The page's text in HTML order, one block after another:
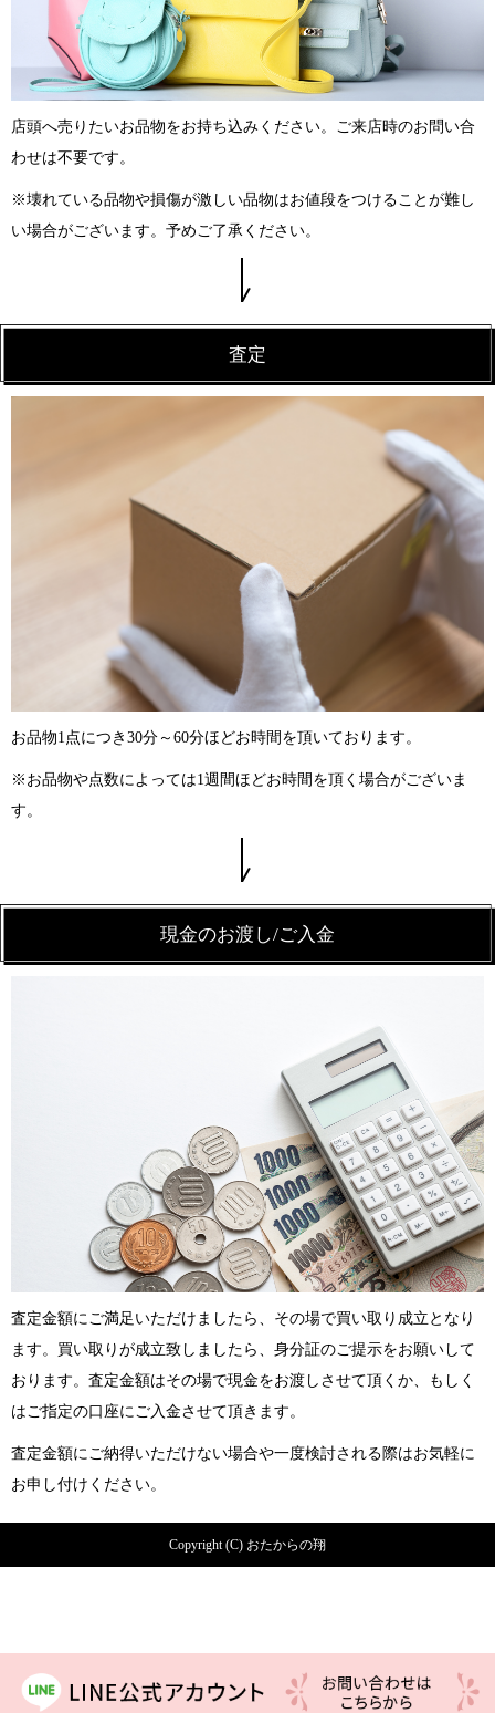
店頭へ売りたいお品物をお持ち込みください。ご来店時のお問い合
わせは不要です。
※壊れている品物や損傷が激しい品物はお値段をつけることが難し
い場合がございます。予めご了承ください。
査定
お品物1点につき30分～60分ほどお時間を頂いております。
※お品物や点数によっては1週間ほどお時間を頂く場合がございま
す。
現金のお渡し/ご入金
査定金額にご満足いただけましたら、その場で買い取り成立となり
ます。買い取りが成立致しましたら、身分証のご提示をお願いして
おります。査定金額はその場で現金をお渡しさせて頂くか、もしく
はご指定の口座にご入金させて頂きます。
査定金額にご納得いただけない場合や一度検討される際はお気軽に
お申し付けください。
Copyright (C) おたからの翔